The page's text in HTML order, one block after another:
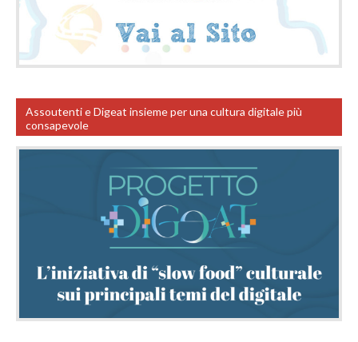
Assoutenti e Digeat insieme per una cultura digitale più
consapevole